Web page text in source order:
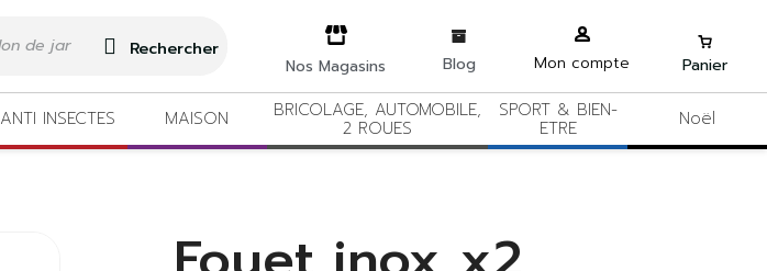
Rechercher
Nos Magasins Blog Mon compte Panier
ANTI INSECTES MAISON BRICOLAGE, AUTOMOBILE,
2 ROUES
SPORT & BIEN-
ETRE Noël